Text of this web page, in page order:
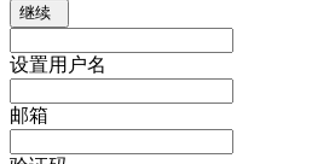
继续
设置用户名
邮箱